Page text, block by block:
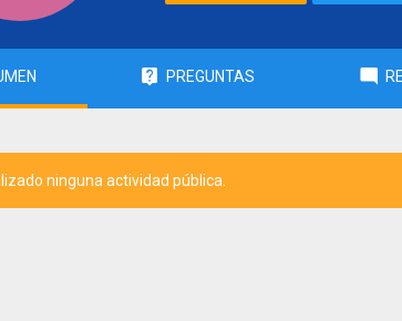
PREGUNTAS
ninguna actividad pública.